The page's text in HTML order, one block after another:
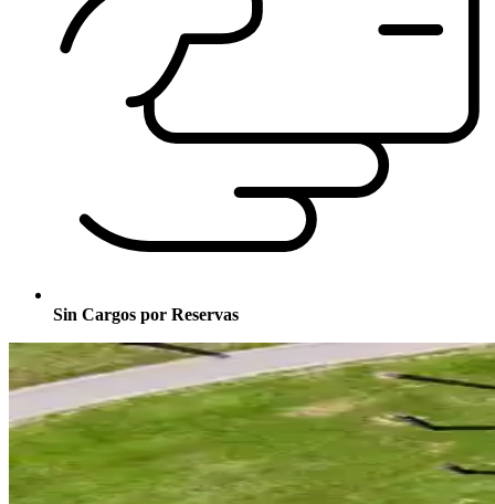
Sin Cargos por Reservas